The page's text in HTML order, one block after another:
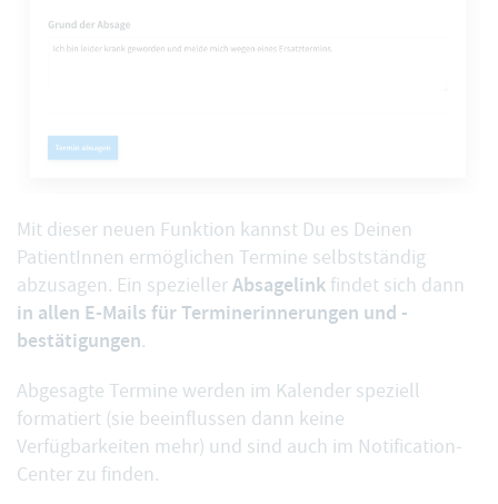
Mit dieser neuen Funktion kannst Du es Deinen
PatientInnen ermöglichen Termine selbstständig
abzusagen. Ein speziellerAbsagelink findet sich dann
in allen E-Mails für Terminerinnerungen und -
bestätigungen.
Abgesagte Termine werden im Kalender speziell
formatiert (sie beeinflussen dann keine
Verfügbarkeiten mehr) und sind auch im Notification-
Center zu finden.